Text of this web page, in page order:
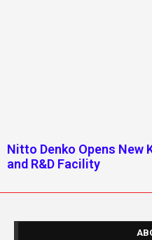
Nitto Denko Opens New
and R&D Facility